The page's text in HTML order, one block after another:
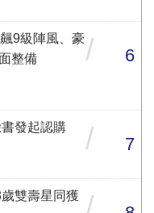
9級陣風、豪
整備
/ 6
發起認購
/ 7
雙壽星同獲